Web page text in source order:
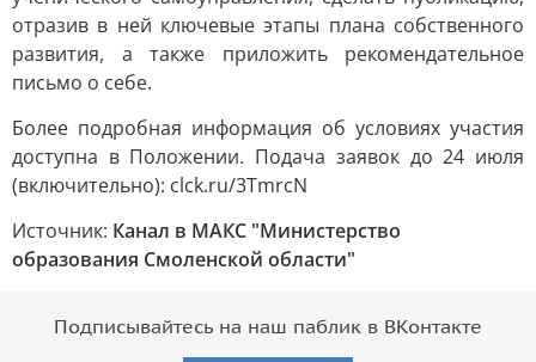
отразив в ней ключевые этапы плана собственного
развития, а также приложить рекомендательное
письмо о себе.
Более подробная информация об условиях участия
доступна в Положении. Подача заявок до 24 июля
(включительно): clck.ru/3TmrcN
Источник: Канал в МАКС "Министерство
образования Смоленской области"
Подписывайтесь на наш паблик в ВКонтакте